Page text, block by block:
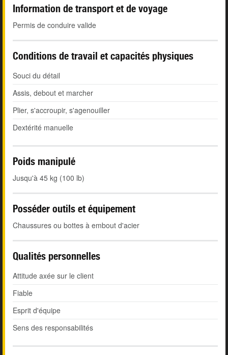
Information de transport et de voyage
Permis de conduire valide
Conditions de travail et capacités physiques
Souci du détail
Assis, debout et marcher
Plier, s'accroupir, s'agenouiller
Dextérité manuelle
Poids manipulé
Jusqu'à 45 kg (100 lb)
Posséder outils et équipement
Chaussures ou bottes à embout d'acier
Qualités personnelles
Attitude axée sur le client
Fiable
Esprit d'équipe
Sens des responsabilités